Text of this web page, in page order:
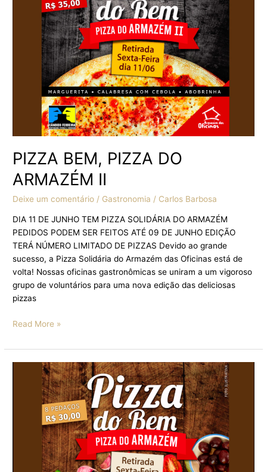
PIZZA BEM, PIZZA DO
ARMAZÉM II
Deixe um comentário / Gastronomia / Carlos Barbosa
DIA 11 DE JUNHO TEM PIZZA SOLIDÁRIA DO ARMAZÉM
PEDIDOS PODEM SER FEITOS ATÉ 09 DE JUNHO EDIÇÃO
TERÁ NÚMERO LIMITADO DE PIZZAS Devido ao grande
sucesso, a Pizza Solidária do Armazém das Oficinas está de
volta! Nossas oficinas gastronômicas se uniram a um vigoroso
grupo de voluntários para uma nova edição das deliciosas
pizzas
ARMAZÉM
Read More »
MARÇO,